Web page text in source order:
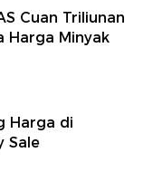
Cuan Triliunan
Harga Minyak
Harga di
Sale